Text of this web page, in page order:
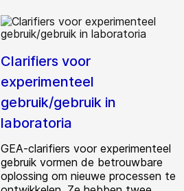
Clarifiers voor
experimenteel
gebruik/gebruik in
laboratoria
GEA-clarifiers voor experimenteel
gebruik vormen de betrouwbare
oplossing om nieuwe processen te